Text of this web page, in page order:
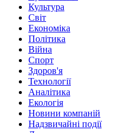
Культура
Світ
Економіка
Політика
Війна
Спорт
Здоров'я
Технології
Аналітика
Екологія
Новини компаній
Надзвичайні події